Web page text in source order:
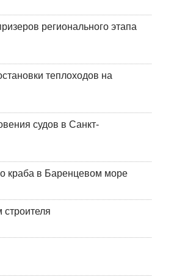
регионального этапа
теплоходов на
судов в Санкт-
краба в Баренцевом море